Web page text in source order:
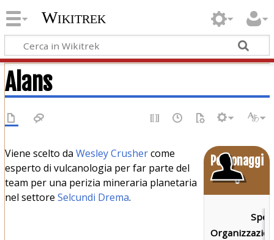
Wikitrek
Alans
Personaggi
o
Viene scelto da Wesley Crushercome
esperto di vulcanologia per far parte del
team per una perizia mineraria planetaria
nel settore Selcundi Drema.